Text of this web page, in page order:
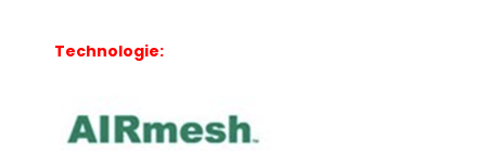
Technologie: